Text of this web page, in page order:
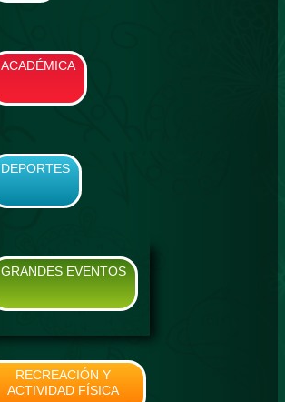
ACADÉMICA
DEPORTES
GRANDES EVENTOS
RECREACIÓN Y
ACTIVIDAD FÍSICA